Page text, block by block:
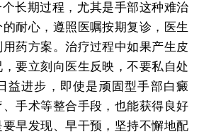
长期过程，尤其是手部这种难治
耐心，遵照医嘱按期复诊，医生
药方案。治疗过程中如果产生皮
要立刻向医生反映，不要私自处
益进步，即使是顽固型手部白癜
手术等整合手段，也能获得良好
早发现、早干预，坚持不懈地配